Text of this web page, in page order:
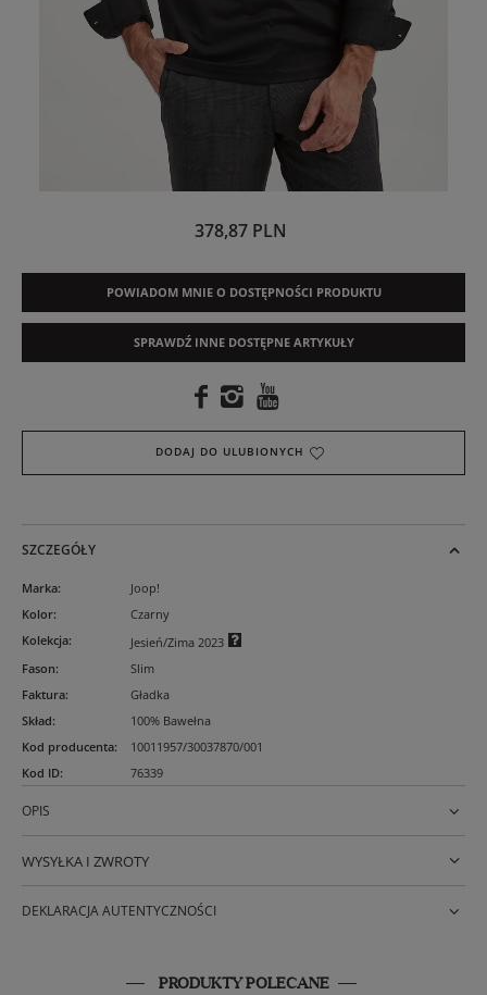
378,87 PLN
POWIADOM MNIE O DOSTĘPNOŚCI PRODUKTU
SPRAWDŹ INNE DOSTĘPNE ARTYKUŁY
DODAJ DO ULUBIONYCH
SZCZEGÓŁY
Marka:
Joop!
Kolor:
Czarny
Kolekcja:
Jesień/Zima 2023
Fason:
Slim
Faktura:
Gładka
Skład:
100% Bawełna
Kod producenta:
10011957/30037870/001
Kod ID: 76339
OPIS
WYSYŁKA I ZWROTY
DEKLARACJA AUTENTYCZNOŚCI
PRODUKTY POLECANE